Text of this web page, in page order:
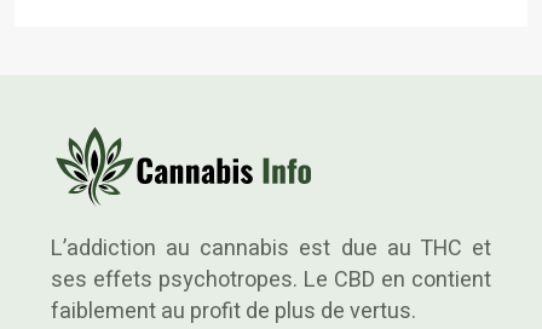
L’addiction au cannabis est due au THC et
ses effets psychotropes. Le CBD en contient
faiblement au profit de plus de vertus.